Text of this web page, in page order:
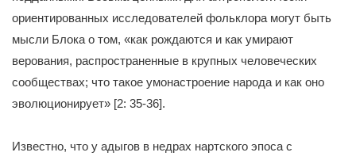
ориентированных исследователей фольклора могут быть
мысли Блока о том, «как рождаются и как умирают
верования, распространенные в крупных человеческих
сообществах; что такое умонастроение народа и как оно
эволюционирует» [2: 35-36].
Известно, что у адыгов в недрах нартского эпоса с